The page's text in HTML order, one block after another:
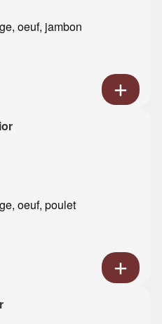
oeuf, jambon
oeuf, poulet